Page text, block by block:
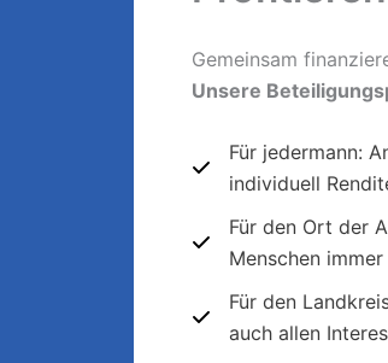
Gemeinsam
Unsere
Für jedermann:
individuell
Für den Ort der
Menschen
Für den
auch allen